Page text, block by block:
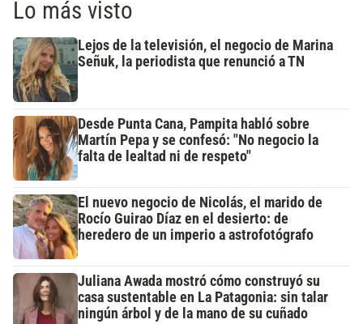
Lo más visto
Lejos de la televisión, el negocio de Marina
Señuk, la periodista que renunció a TN
Desde Punta Cana, Pampita habló sobre
Martín Pepa y se confesó: "No negocio la
falta de lealtad ni de respeto"
El nuevo negocio de Nicolás, el marido de
Rocío Guirao Díaz en el desierto: de
heredero de un imperio a astrofotógrafo
Juliana Awada mostró cómo construyó su
casa sustentable en La Patagonia: sin talar
ningún árbol y de la mano de su cuñado